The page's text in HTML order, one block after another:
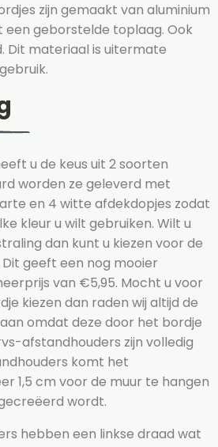
zijn gemaakt van aluminium
geborstelde toplaag. Ook
Dit materiaal is uitermate
u de keus uit 2 soorten
worden ze geleverd met
en 4 witte afdekdopjes zodat
kleur u wilt gebruiken. Wilt u
dan kunt u kiezen voor de
geeft een nog mooier
van €5,95. Mocht u voor
kiezen dan raden wij altijd de
omdat deze door het bordje
afstandhouders zijn volledig
komt het
1,5 cm voor de muur te hangen
wordt.
hebben een linkse draad wat